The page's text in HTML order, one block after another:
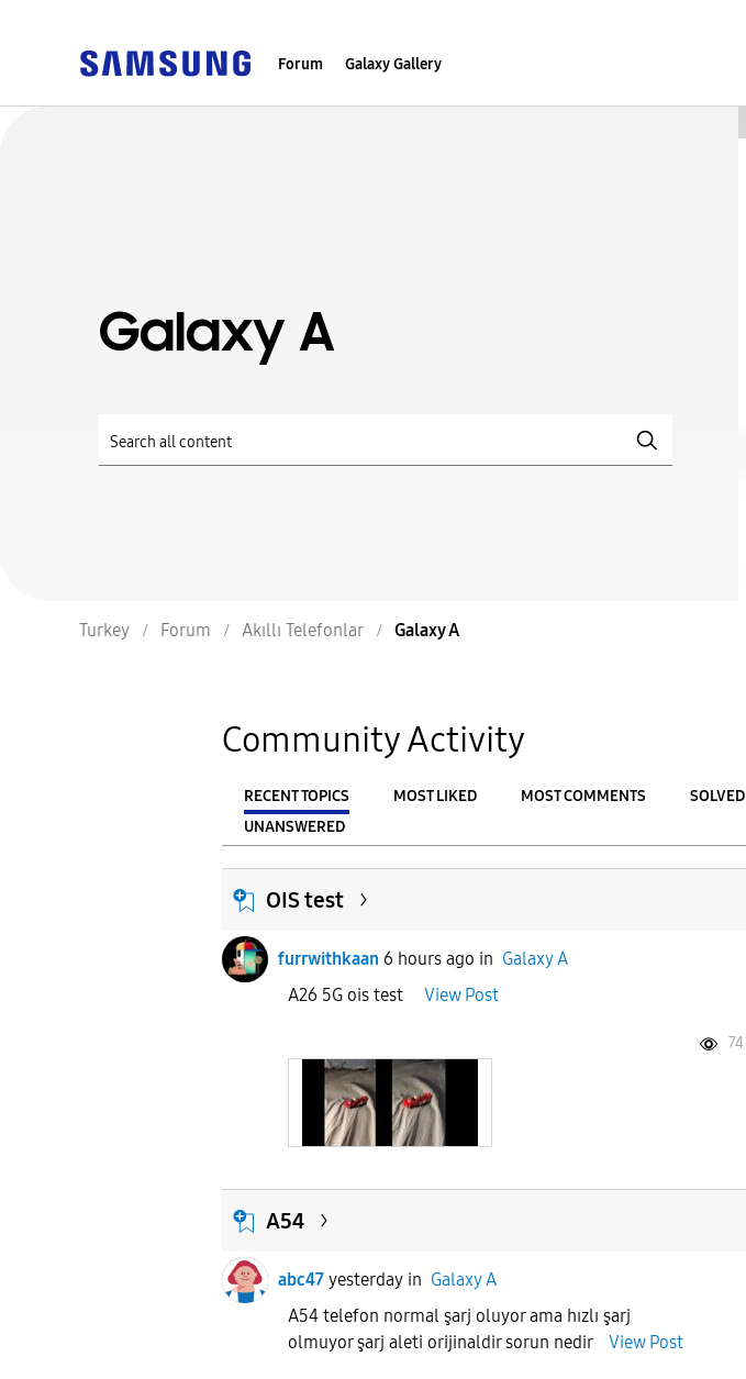
Forum Galaxy Gallery
Galaxy A
Turkey Forum Akıllı Telefonlar Galaxy A
Community Activity
RECENT TOPICS MOST LIKED MOST COMMENTS
SOLVED
UNANSWERED
From To
OIS test
furrwithkaan 6 hours ago in Galaxy A
A26 5G ois test View Post
74
A54
abc47 yesterday in Galaxy A
A54 telefon normal şarj oluyor ama hızlı şarj
olmuyor şarj aleti orijinaldir sorun nedir View Post